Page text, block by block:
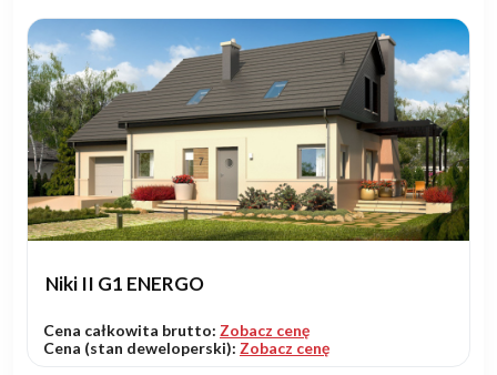
Niki II G1 ENERGO
Cena całkowita brutto: Zobacz cenę
Cena (stan deweloperski): Zobacz cenę